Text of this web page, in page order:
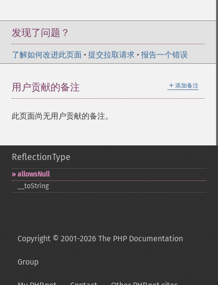
发现了问题？
了解如何改进此页面 • 提交拉取请求 • 报告一个错误
＋ 添加备注
用户贡献的备注
此页面尚无用户贡献的备注。
ReflectionType
allowsNull
_​_​toString
Copyright © 2001-2026 The PHP Documentation
Group